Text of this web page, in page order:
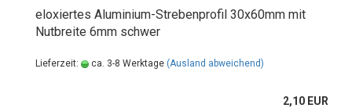
eloxiertes Aluminium-Strebenprofil 30x60mm mit
Nutbreite 6mm schwer
Lieferzeit: ca. 3-8 Werktage (Ausland abweichend)
2,10 EUR